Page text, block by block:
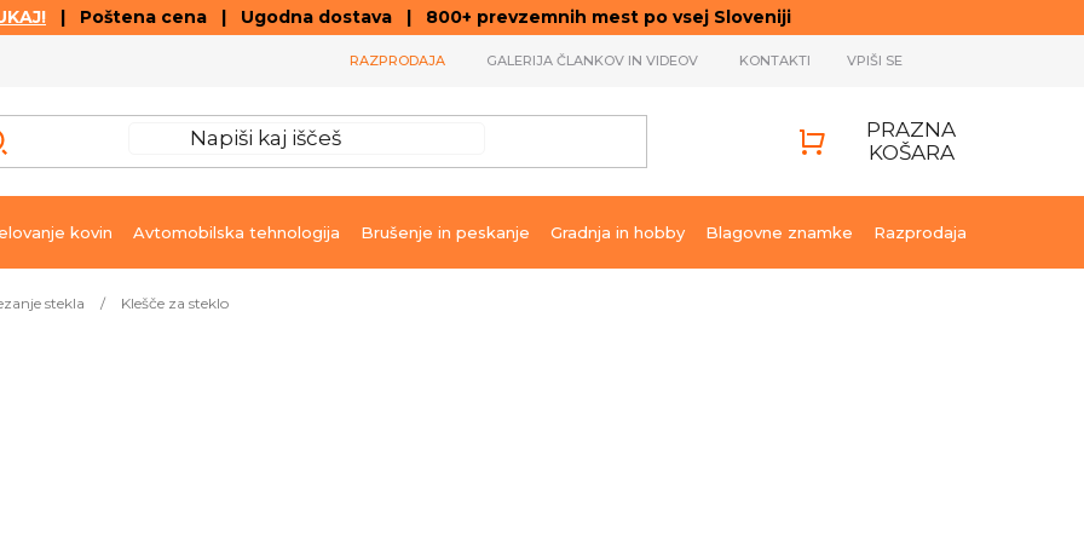
| Poštena cena | Ugodna dostava | 800+ prevzemnih mest po vsej Sloveniji
RAZPRODAJA GALERIJA ČLANKOV IN VIDEOV KONTAKTI VPIŠI SE
CART
PRAZNA
KOŠARA
kovin Avtomobilska tehnologija Brušenje in peskanje Gradnja in hobby Blagovne znamke Razprodaja
stekla / Klešče za steklo